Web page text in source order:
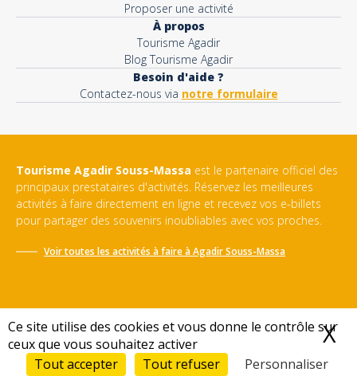
Ce site utilise des cookies et vous donne le contrôle sur
ceux que vous souhaitez activer
Tout accepter
Tout refuser Personnaliser
X
Proposer une activité
À propos
Tourisme Agadir
Blog Tourisme Agadir
Besoin d'aide ?
Contactez-nous via notre formulaire
Tourisme Agadir Souss-Massa est le partenaire officiel des
principaux prestataires d'activités. Réservez les meilleures
activités à faire directement en ligne et recevez vos e-billets
pour partager des souvenirs inoubliables avec vos proches.
Voir toutes les activités à faire àAgadir Souss-Massa
Conditions générales de vente-Politique de confidentialité-
Mentions légales-Sitemap